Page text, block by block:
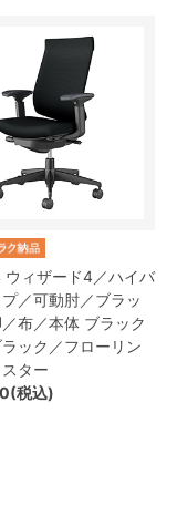
ィザード4／ハイバ
／可動肘／ブラッ
布／本体 ブラック
ラック／フローリン
ター
税込)